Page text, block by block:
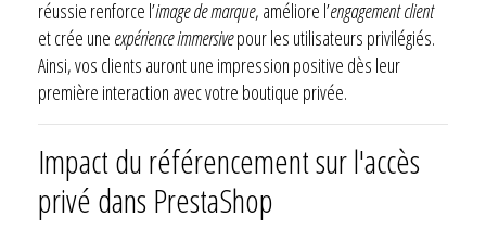
réussie renforce l’image de marque, améliore l’engagement client
et crée une expérience immersivepour les utilisateurs privilégiés.
Ainsi, vos clients auront une impression positive dès leur
première interaction avec votre boutique privée.
Impact du référencement sur l'accès
privé dans PrestaShop